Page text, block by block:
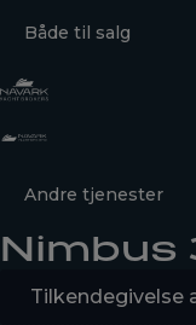
Både til salg
Andre tjenester
Nimbus
Tilkendegivelse